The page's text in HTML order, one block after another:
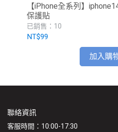
【iPhone全系列】
保護貼
已銷售：10
NT$99
加入購
聯絡資訊
客服時間：10:00-17:30